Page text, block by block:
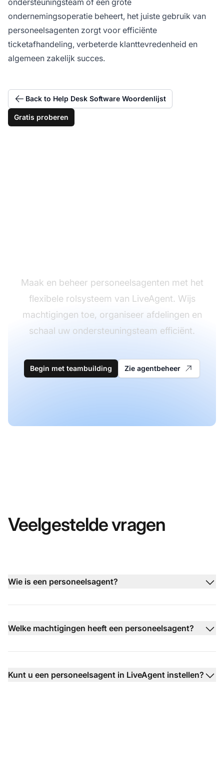
ondernemingsoperatie beheert, het juiste gebruik van
personeelsagenten zorgt voor efficiënte
ticketafhandeling, verbeterde klanttevredenheid en
algemeen zakelijk succes.
Back to Help Desk Software Woordenlijst
Gratis proberen
Maak en beheer personeelsagenten met het
flexibele rolsysteem van LiveAgent. Wijs
machtigingen toe, organiseer afdelingen en
schaal uw ondersteuningsteam efficiënt.
Begin met teambuilding Zie agentbeheer
Veelgestelde vragen
Wie is een personeelsagent?
Welke machtigingen heeft een personeelsagent?
Kunt u een personeelsagent in LiveAgent instellen?